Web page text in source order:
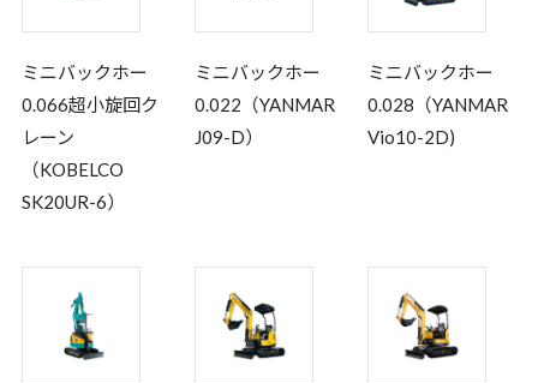
ミニバックホー
0.066超小旋回ク
レーン
（KOBELCO
SK20UR-6）
ミニバックホー
0.022（YANMAR
J09-D）
ミニバックホー
0.028（YANMAR
Vio10-2D)